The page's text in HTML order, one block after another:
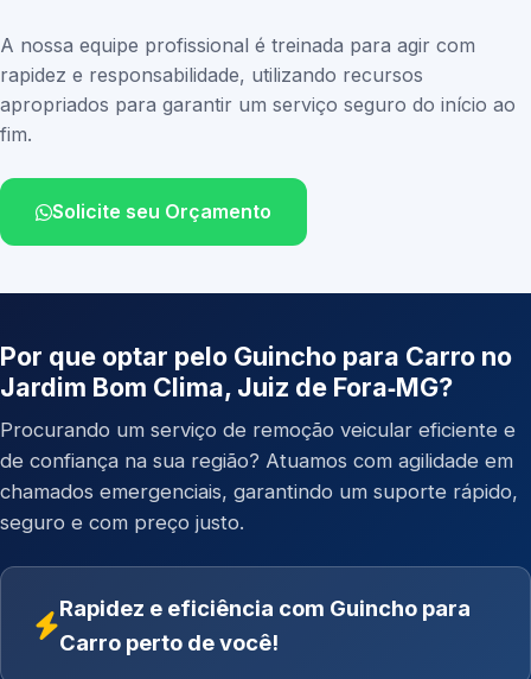
A nossa equipe profissional é treinada para agir com
rapidez e responsabilidade, utilizando recursos
apropriados para garantir um serviço seguro do início ao
fim.
Solicite seu Orçamento
Por que optar pelo Guincho para Carro no
Jardim Bom Clima, Juiz de Fora‑MG?
Procurando um serviço de remoção veicular eficiente e
de confiança na sua região? Atuamos com agilidade em
chamados emergenciais, garantindo um suporte rápido,
seguro e com preço justo.
Rapidez e eficiência com Guincho para
Carro perto de você!